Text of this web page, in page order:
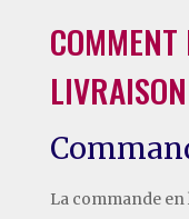
La commande